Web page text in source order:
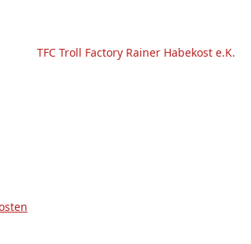
TFC Troll Factory Rainer Habekost e.K.